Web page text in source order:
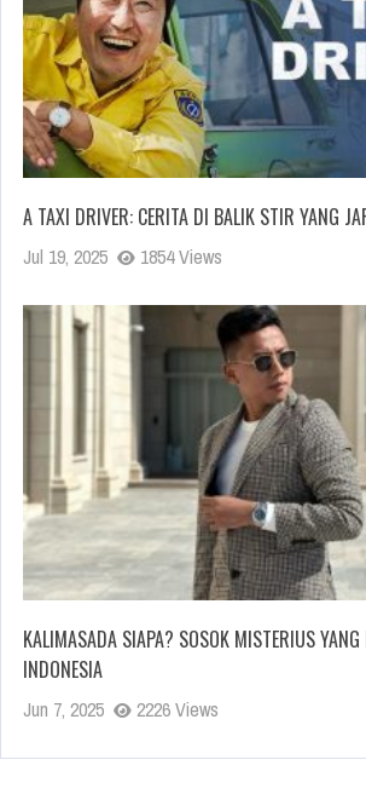
A TAXI DRIVER: CERITA DI BALIK STIR YANG
Jul 19, 2025 1854 Views
KALIMASADA SIAPA? SOSOK MISTERIUS
INDONESIA
Jun 7, 2025 2226 Views